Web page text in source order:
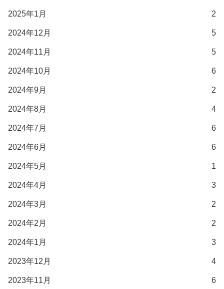
2025年1月 2
2024年12月 5
2024年11月 5
2024年10月 6
2024年9月 2
2024年8月 4
2024年7月 6
2024年6月 6
2024年5月 1
2024年4月 3
2024年3月 2
2024年2月 2
2024年1月 3
2023年12月 4
2023年11月 6